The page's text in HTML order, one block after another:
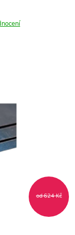
od 624 Kč